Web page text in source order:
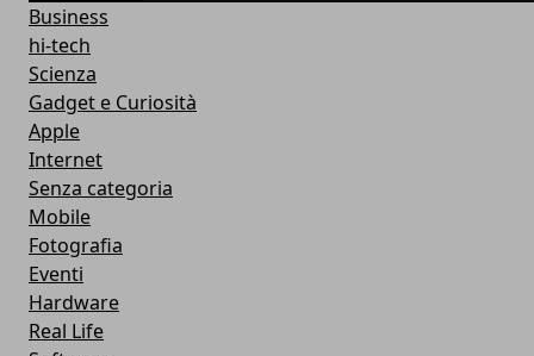
Business
hi-tech
Scienza
Gadget e Curiosità
Apple
Internet
Senza categoria
Mobile
Fotografia
Eventi
Hardware
Real Life